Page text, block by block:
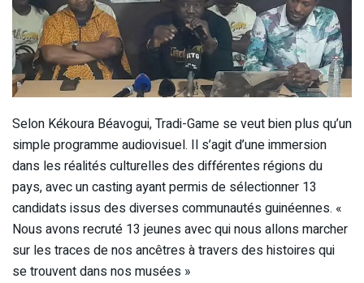
Selon Kékoura Béavogui, Tradi-Game se veut bien plus qu’un
simple programme audiovisuel. Il s’agit d’une immersion
dans les réalités culturelles des différentes régions du
pays, avec un casting ayant permis de sélectionner 13
candidats issus des diverses communautés guinéennes. «
Nous avons recruté 13 jeunes avec qui nous allons marcher
sur les traces de nos ancêtres à travers des histoires qui
se trouvent dans nos musées »